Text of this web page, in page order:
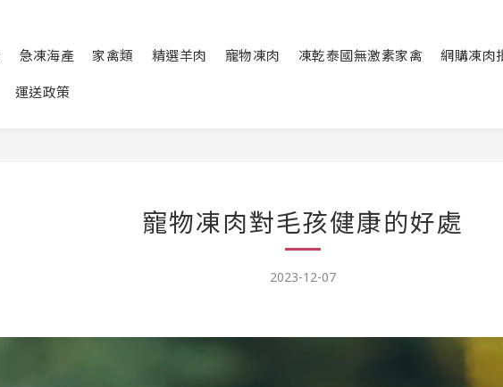
急凍海產 家禽類 精選羊肉 寵物凍肉 凍乾泰國無激素家禽 網購凍肉
運送政策
寵物凍肉對毛孩健康的好處
2023-12-07